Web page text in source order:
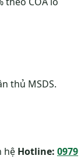
thủ MSDS.
hệ Hotline: 0979